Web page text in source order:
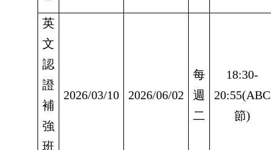
英
文
認
證
補
強
班
2026/03/10 2026/06/02
每
週
二
18:30-
20:55(ABC
節)